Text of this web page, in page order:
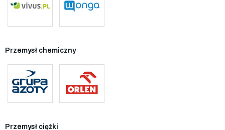
Przemysł chemiczny
Przemysł ciężki